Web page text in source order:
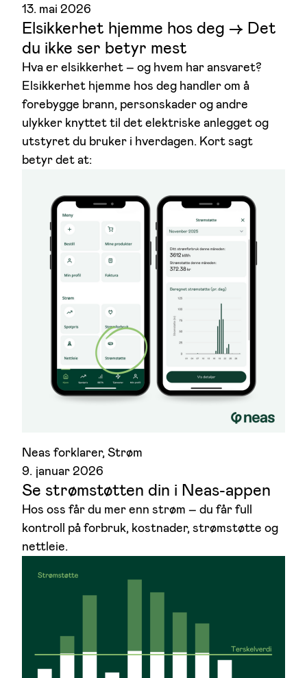
13. mai 2026
Elsikkerhet hjemme hos deg –> Det
du ikke ser betyr mest
Hva er elsikkerhet – og hvem har ansvaret?
Elsikkerhet hjemme hos deg handler om å
forebygge brann, personskader og andre
ulykker knyttet til det elektriske anlegget og
utstyret du bruker i hverdagen. Kort sagt
betyr det at:
Neas forklarer, Strøm
9. januar 2026
Se strømstøtten din i Neas-appen
Hos oss får du mer enn strøm – du får full
kontroll på forbruk, kostnader, strømstøtte og
nettleie.